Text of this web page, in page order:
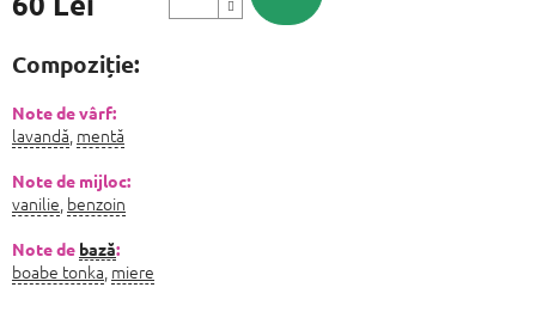
preţ:
Compoziție:
Note de vârf:
lavandă mentă
Note de mijloc:
vanilie benzoin
Note de bază:
boabe tonka miere